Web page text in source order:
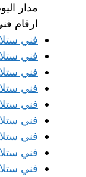
مدار
ارقام
فني
فني
فني
فني
فني
فني
فني
فني
فني